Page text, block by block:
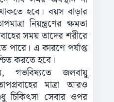
হবে। বয়স বাড়ার
নিয়ন্ত্রণের ক্ষমতা
সময় তাদের শরীরে
পারে। এ কারণে পর্যাপ্ত
করতে হবে।
গভবিষ্যতে জলবায়ু
মাত্রা আরও
চিকিৎসা সেবার ওপর